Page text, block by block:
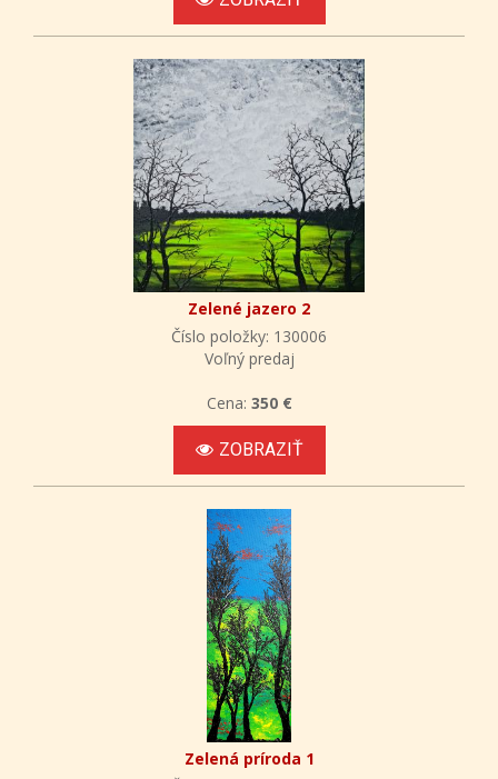
Zelené jazero 2
Číslo položky: 130006
Voľný predaj
Cena: 350 €
ZOBRAZIŤ
Zelená príroda 1